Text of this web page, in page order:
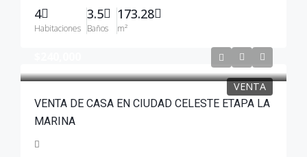
4
Habitaciones
3.5
Baños
173.28
m²
VENTA
VENTA DE CASA EN CIUDAD CELESTE ETAPA LA
MARINA